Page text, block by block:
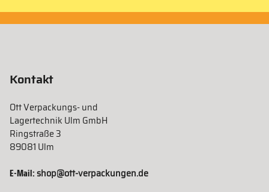
Kontakt
Ott Verpackungs- und
Lagertechnik Ulm GmbH
Ringstraße 3
89081 Ulm
E-Mail:shop@ott-verpackungen.de